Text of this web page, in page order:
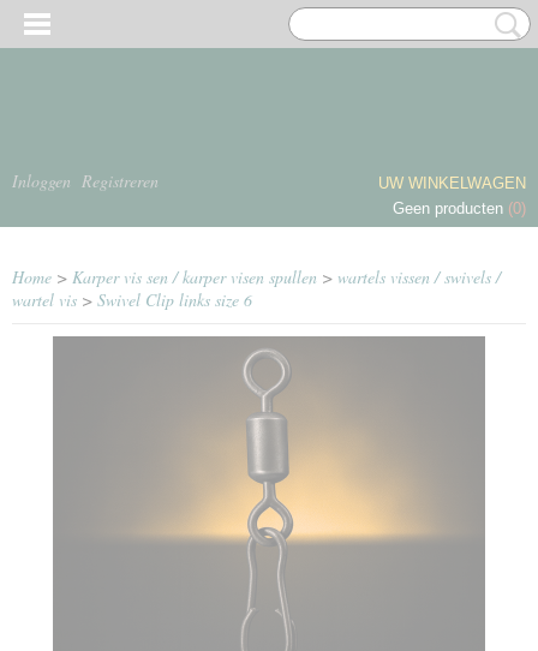
Inloggen Registreren
UW WINKELWAGEN
Geen producten (0)
Home > Karper vis sen / karper visen spullen > wartels vissen / swivels /
wartel vis > Swivel Clip links size 6